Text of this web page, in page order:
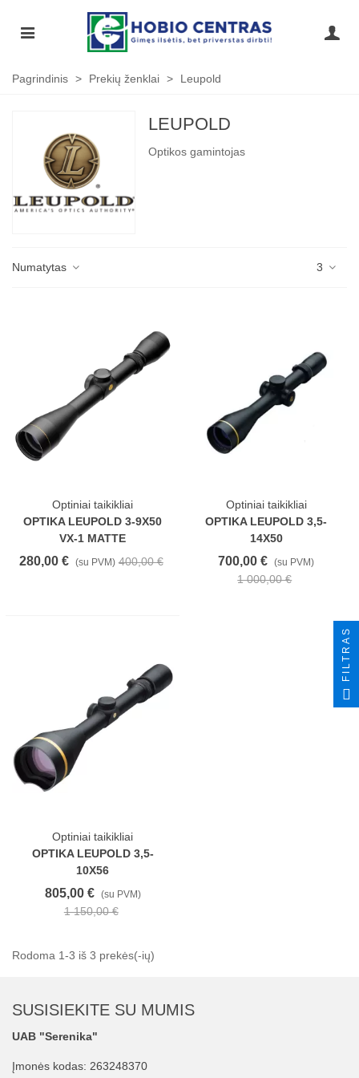
Pagrindinis > Prekių ženklai > Leupold
LEUPOLD
Optikos gamintojas
Numatytas 3
Optiniai taikikliai
OPTIKA LEUPOLD 3-9X50
VX-1 MATTE
280,00 € (su PVM) 400,00 €
Optiniai taikikliai
OPTIKA LEUPOLD 3,5-
14X50
700,00 € (su PVM)
1 000,00 €
Optiniai taikikliai
OPTIKA LEUPOLD 3,5-
10X56
805,00 € (su PVM)
1 150,00 €
Rodoma 1-3 iš 3 prekės(-ių)
SUSISIEKITE SU MUMIS
UAB "Serenika"
Įmonės kodas: 263248370
FILTRAS